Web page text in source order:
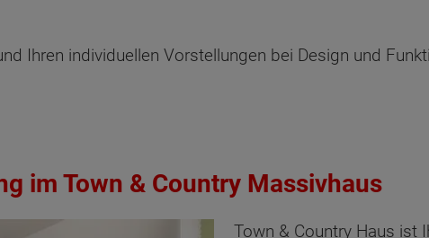
Ihren individuellen Vorstellungen bei Design und
im Town & Country Massivhaus
Town & Country Haus ist
Sie suchen?